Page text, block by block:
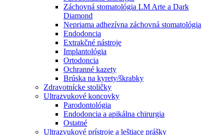
Záchovná stomatológia LM Arte a Dark
Diamond
Nepriama adhezívna záchovná stomatológia
Endodoncia
Extrakčné nástroje
Implantológia
Ortodoncia
Ochranné kazety
Brúska na kyrety/škrabky
Zdravotnícke stoličky
Ultrazvukové koncovky
Parodontológia
Endodoncia a apikálna chirurgia
Ostatné
Ultrazvukové prístroje a leštiace prášky